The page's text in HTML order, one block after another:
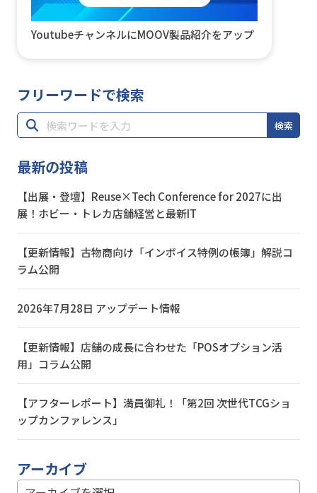
YoutubeチャンネルにMOOV製品紹介をアップ
フリーワードで検索
検索
最新の投稿
【出展・登壇】Reuse×Tech Conference for 2027に出
展！ホビー・トレカ店舗経営と最新IT
【更新情報】古物商向け「インボイス特例の帳簿」解説コ
ラム公開
2026年7月28日 アップデート情報
【更新情報】店舗の成長に合わせた「POSオプション活
用」コラム公開
【アフターレポート】満員御礼！「第2回 次世代TCGショ
ップカンファレンス」
アーカイブ